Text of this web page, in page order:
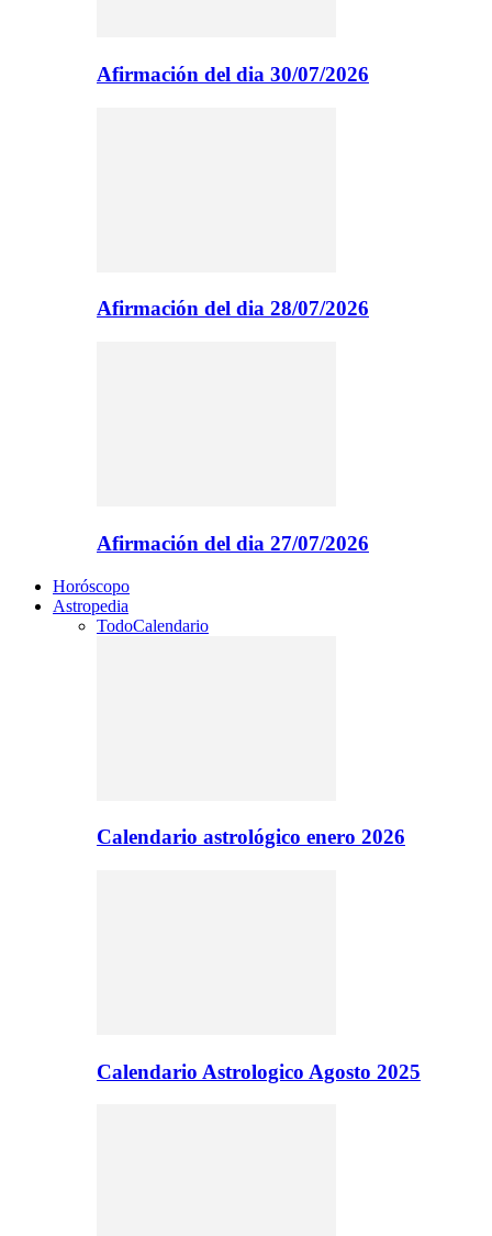
Afirmación del dia 30/07/2026
Afirmación del dia 28/07/2026
Afirmación del dia 27/07/2026
Horóscopo
Astropedia
TodoCalendario
Calendario astrológico enero 2026
Calendario Astrologico Agosto 2025